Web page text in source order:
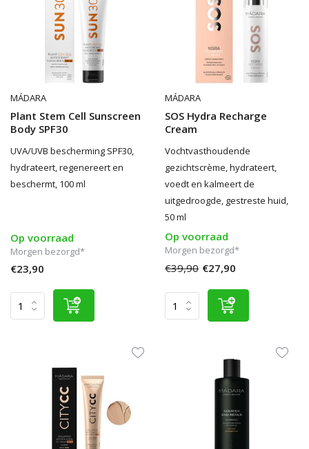
MÁDARA
Plant Stem Cell Sunscreen
Body SPF30
UVA/UVB bescherming SPF30,
hydrateert, regenereert en
beschermt, 100 ml
Op voorraad
Morgen bezorgd*
€23,90
MÁDARA
SOS Hydra Recharge
Cream
Vochtvasthoudende
gezichtscrème, hydrateert,
voedt en kalmeert de
uitgedroogde, gestreste huid,
50 ml
Op voorraad
Morgen bezorgd*
€39,90 €27,90